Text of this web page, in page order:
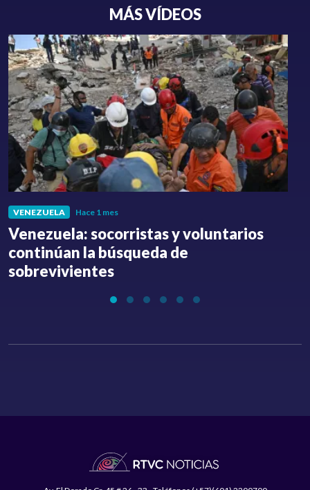
MÁS VÍDEOS
VENEZUELA Hace 1 mes
Venezuela: socorristas y voluntarios
continúan la búsqueda de
sobrevivientes